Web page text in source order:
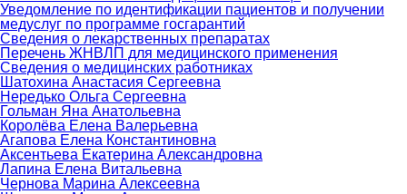
Уведомление по идентификации пациентов и получении
медуслуг по программе госгарантий
Сведения о лекарственных препаратах
Перечень ЖНВЛП для медицинского применения
Сведения о медицинских работниках
Шатохина Анастасия Сергеевна
Нередько Ольга Сергеевна
Гольман Яна Анатольевна
Королёва Елена Валерьевна
Агапова Елена Константиновна
Аксентьева Екатерина Александровна
Лапина Елена Витальевна
Чернова Марина Алексеевна